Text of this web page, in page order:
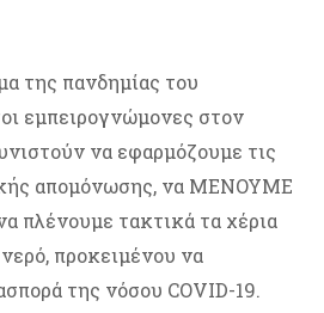
της πανδημίας του
εμπειρογνώμονες στον
να εφαρμόζουμε τις
απομόνωσης, να ΜΕΝΟΥΜΕ
πλένουμε τακτικά τα χέρια
προκειμένου να
της νόσου COVID-19.